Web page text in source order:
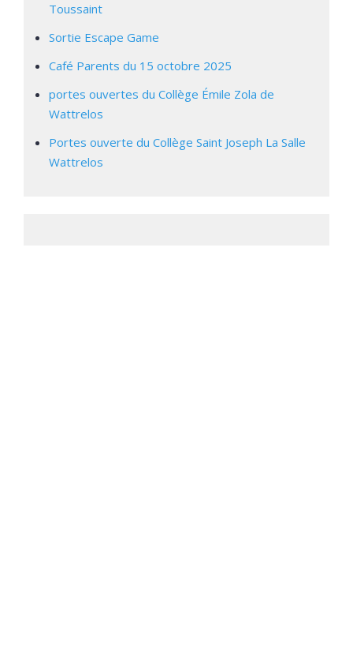
Toussaint
Sortie Escape Game
Café Parents du 15 octobre 2025
portes ouvertes du Collège Émile Zola de
Wattrelos
Portes ouverte du Collège Saint Joseph La Salle
Wattrelos